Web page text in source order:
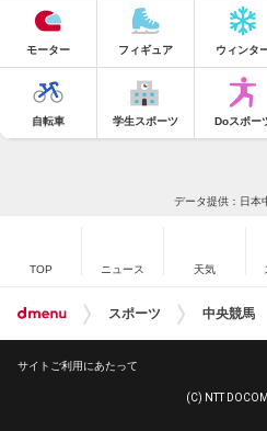
モーター フィギュア ウィンタ
自転車 学生スポーツ Doスポー
データ提供：日本
TOP ニュース 天気
スポーツ 中央競馬
サイトご利用にあたって
(C) NTT